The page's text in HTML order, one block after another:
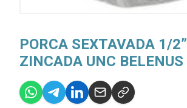
PORCA SEXTAVADA 1/2”
ZINCADA UNC BELENUS